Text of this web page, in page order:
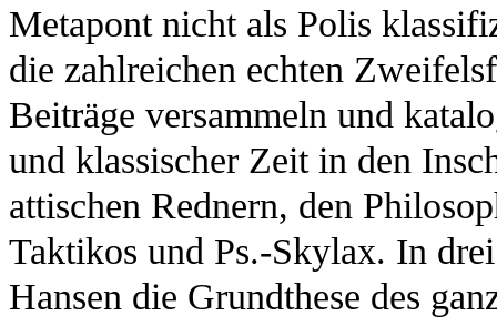
Metapont nicht als Polis
die zahlreichen echten
Beiträge versammeln und
und klassischer Zeit in den
attischen Rednern, den
Taktikos und Ps.-Skylax. In
Hansen die Grundthese des